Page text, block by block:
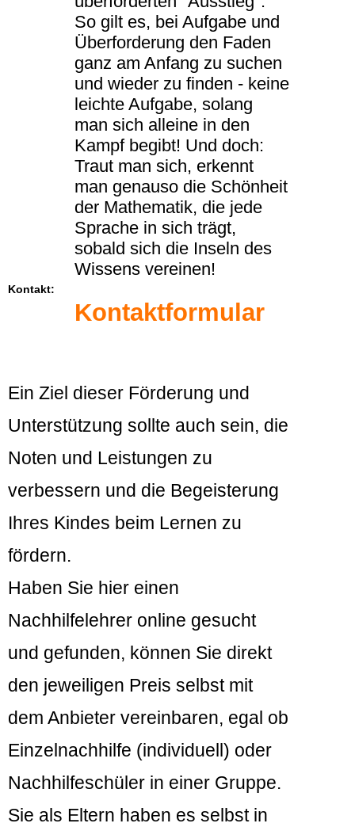
So gilt es, bei Aufgabe und
Überforderung den Faden
ganz am Anfang zu suchen
und wieder zu finden - keine
leichte Aufgabe, solang
man sich alleine in den
Kampf begibt! Und doch:
Traut man sich, erkennt
man genauso die Schönheit
der Mathematik, die jede
Sprache in sich trägt,
sobald sich die Inseln des
Wissens vereinen!
Kontakt:
Kontaktformular
Ein Ziel dieser Förderung und
Unterstützung sollte auch sein, die
Noten und Leistungen zu
verbessern und die Begeisterung
Ihres Kindes beim Lernen zu
fördern.
Haben Sie hier einen
Nachhilfelehrer online gesucht
und gefunden, können Sie direkt
den jeweiligen Preis selbst mit
dem Anbieter vereinbaren, egal ob
Einzelnachhilfe (individuell) oder
Nachhilfeschüler in einer Gruppe.
Sie als Eltern haben es selbst in